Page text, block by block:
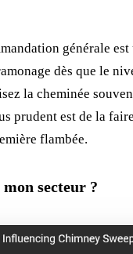
générale
dès que le
la cheminée
prudent est de la
flambée.
mon secteur ?